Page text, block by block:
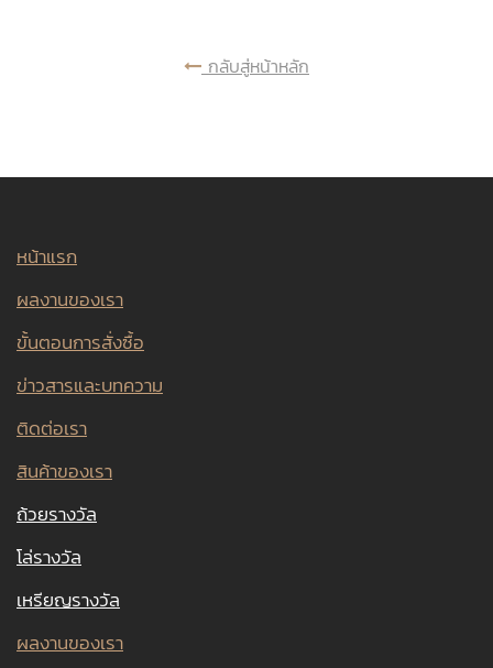
กลับสู่หน้าหลัก
หน้าแรก
ผลงานของเรา
ขั้นตอนการสั่งซื้อ
ข่าวสารและบทความ
ติดต่อเรา
สินค้าของเรา
ถ้วยรางวัล
โล่รางวัล
เหรียญรางวัล
ผลงานของเรา